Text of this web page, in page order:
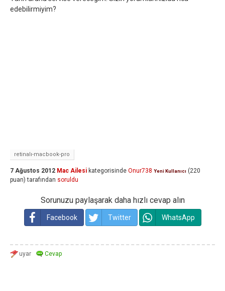
edebilirmiyim?
retinalı-macbook-pro
7 Ağustos 2012 Mac Ailesi kategorisinde Onur738 Yeni Kullanıcı (220
puan) tarafından soruldu
Sorunuzu paylaşarak daha hızlı cevap alın
Facebook Twitter WhatsApp